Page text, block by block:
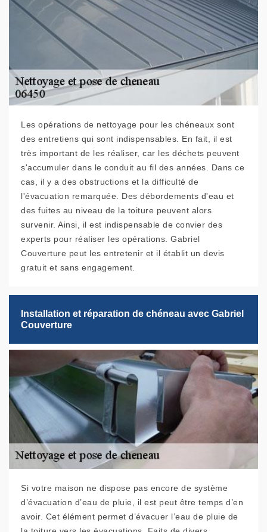
Les opérations de nettoyage pour les chéneaux sont
des entretiens qui sont indispensables. En fait, il est
très important de les réaliser, car les déchets peuvent
s'accumuler dans le conduit au fil des années. Dans ce
cas, il y a des obstructions et la difficulté de
l'évacuation remarquée. Des débordements d'eau et
des fuites au niveau de la toiture peuvent alors
survenir. Ainsi, il est indispensable de convier des
experts pour réaliser les opérations. Gabriel
Couverture peut les entretenir et il établit un devis
gratuit et sans engagement.
Installation et réparation de chéneau avec Gabriel
Couverture
Si votre maison ne dispose pas encore de système
d’évacuation d’eau de pluie, il est peut être temps d’en
avoir. Cet élément permet d’évacuer l’eau de pluie de